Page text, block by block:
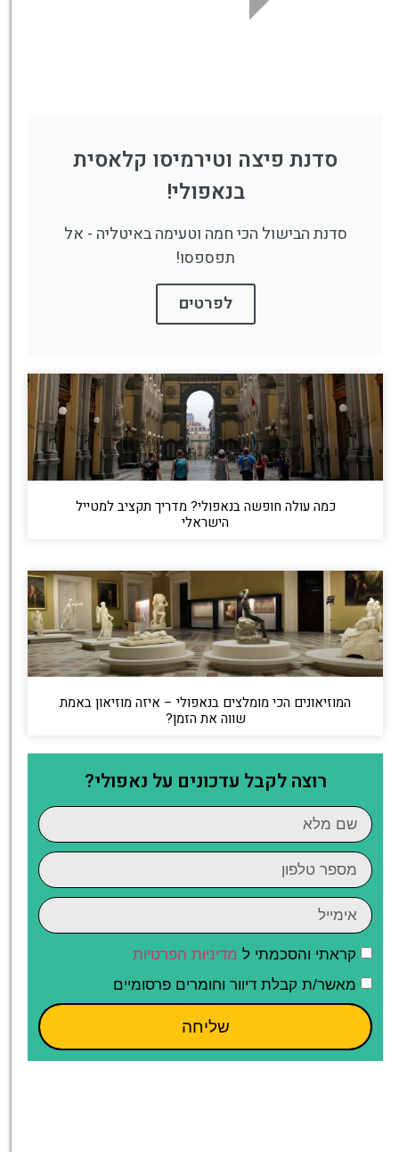
סדנת פיצה וטירמיסו קלאסית
בנאפולי!
סדנת הבישול הכי חמה וטעימה באיטליה - אל
תפספסו!
לפרטים
כמה עולה חופשה בנאפולי? מדריך תקציב למטייל
הישראלי
המוזיאונים הכי מומלצים בנאפולי – איזה מוזיאון באמת
שווה את הזמן?
רוצה לקבל עדכונים על נאפולי?
קראתי והסכמתי ל מדיניות הפרטיות
מאשר/ת קבלת דיוור וחומרים פרסומיים
שליחה